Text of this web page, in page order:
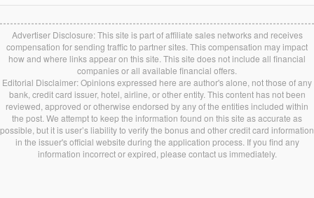
Advertiser Disclosure: This site is part of affiliate sales networks and receives
compensation for sending traffic to partner sites. This compensation may impact
how and where links appear on this site. This site does not include all financial
companies or all available financial offers.
Editorial Disclaimer: Opinions expressed here are author's alone, not those of any
bank, credit card issuer, hotel, airline, or other entity. This content has not been
reviewed, approved or otherwise endorsed by any of the entities included within
the post. We attempt to keep the information found on this site as accurate as
possible, but it is user’s liability to verify the bonus and other credit card information
in the issuer's official website during the application process. If you find any
information incorrect or expired, please contact us immediately.